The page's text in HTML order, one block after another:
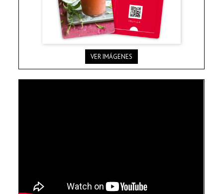
VER IMÁGENES